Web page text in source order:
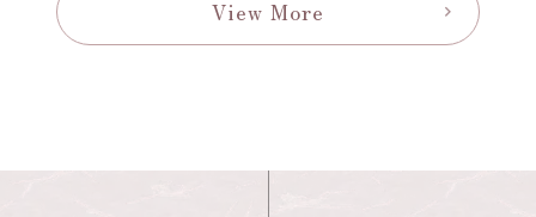
View More chevron_right